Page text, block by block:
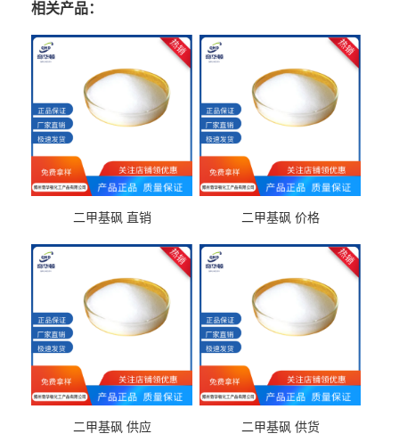
相关产品：
二甲基砜 直销 二甲基砜 价格
二甲基砜 供应 二甲基砜 供货